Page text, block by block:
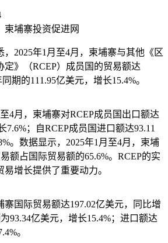
埔寨投资促进网
2025年1月至4月，柬埔寨与其他《区
》（RCEP）成员国的贸易额达
期的111.95亿美元，增长15.4%。
4月，柬埔寨对RCEP成员国出口额达
7.6%；自RCEP成员国进口额达93.11
。数据显示，2025年1月至4月，柬埔
额占国际贸易额的65.6%。RCEP的实
增长提供了重要动力。
寨国际贸易额达197.02亿美元，同比增
93.34亿美元，增长15.4%；进口额达
。